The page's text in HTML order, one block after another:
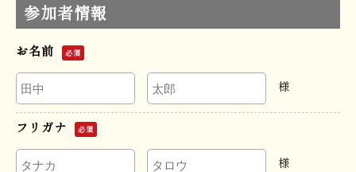
参加者情報
お名前 必須
様
フリガナ 必須
様